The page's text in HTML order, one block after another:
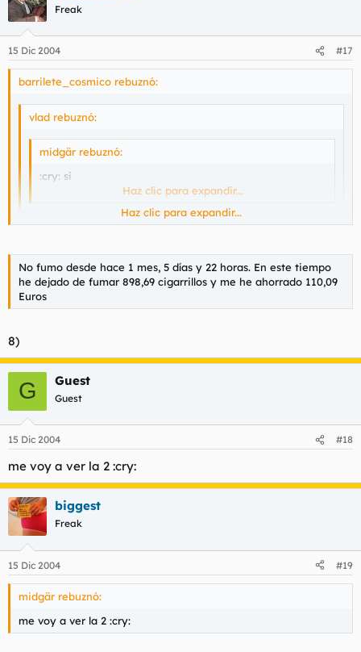
Freak
15 Dic 2004 #17
barrilete_cosmico rebuznó:
vlad rebuznó:
midgär rebuznó:
:cry: si
:cry: :cry: :cry: :cry:Haz clic para expandir...
HAHAHAHAHAAHAHAAHAHA
EDITO::MODERATAS BORREN ESTE..... GRACIAS FUE SIN
QUEERER
Haz clic para expandir...
No fumo desde hace 1 mes, 5 días y 22 horas. En este tiempo
he dejado de fumar 898,69 cigarrillos y me he ahorrado 110,09
Euros
8)
G Guest
Guest
15 Dic 2004 #18
me voy a ver la 2 :cry:
biggest
Freak
15 Dic 2004 #19
midgär rebuznó:
me voy a ver la 2 :cry: